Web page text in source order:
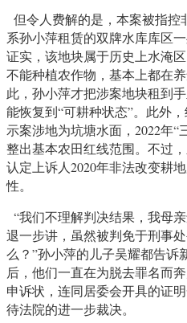
但令人费解的是，本案被指控
系孙小萍租赁的双牌水库库区
证实，该地块属于历史上水淹
不能种植农作物，基本上都在
此，孙小萍才把涉案地块租到
能恢复到“可耕种状态”。此外
示案涉地为坑塘水面，2022年
整出基本农田红线范围。不过
认定上诉人2020年非法改变耕
性。
“我们不理解判决结果，我母
退一步讲，虽然被判免于刑事
么？”孙小萍的儿子吴耀都告诉
后，他们一直在为脱去罪名而
申诉状，连同居委会开具的证
待法院的进一步裁决。